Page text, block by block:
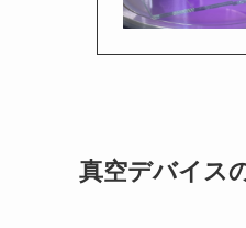
真空デバイス